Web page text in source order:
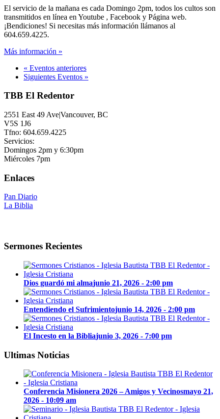
El servicio de la mañana es cada Domingo 2pm, todos los cultos son
transmitidos en línea en Youtube , Facebook y Página web.
¡Bendiciones! Si necesitas más información llámanos al
604.659.4225.
Más información »
« Eventos anteriores
Siguientes Eventos »
TBB El Redentor
2551 East 49 Ave|Vancouver, BC
V5S 1J6
Tfno: 604.659.4225
Servicios:
Domingos 2pm y 6:30pm
Miércoles 7pm
Enlaces
Pan Diario
La Biblia
Sermones Recientes
Dios guardó mi almajunio 21, 2026 - 2:00 pm
Entendiendo el Sufrimientojunio 14, 2026 - 2:00 pm
El Incesto en la Bibliajunio 3, 2026 - 7:00 pm
Ultimas Noticias
Conferencia Misionera 2026 – Amigos y Vecinosmayo 21,
2026 - 10:09 am